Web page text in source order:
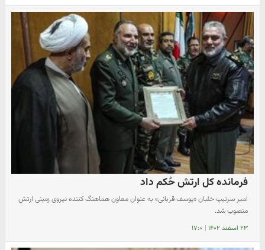
فرمانده کل ارتش حُکم داد
امیر سرتیپ خلبان «یوسف قربانی» به عنوان معاون هماهنگ کننده نیروی زمینی ارتش
منصوب شد.
۲۳ اسفند ۱۴۰۲ | ۱۷:۰